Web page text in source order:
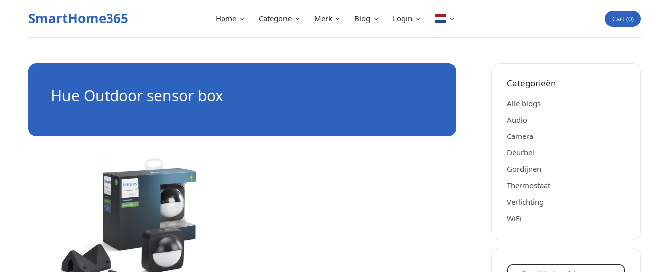
SmartHome365 Home Categorie Merk Blog Login Cart 0
Hue Outdoor sensor box
Categorieën
Alle blogs
Audio
Camera
Deurbel
Gordijnen
Thermostaat
Verlichting
WiFi